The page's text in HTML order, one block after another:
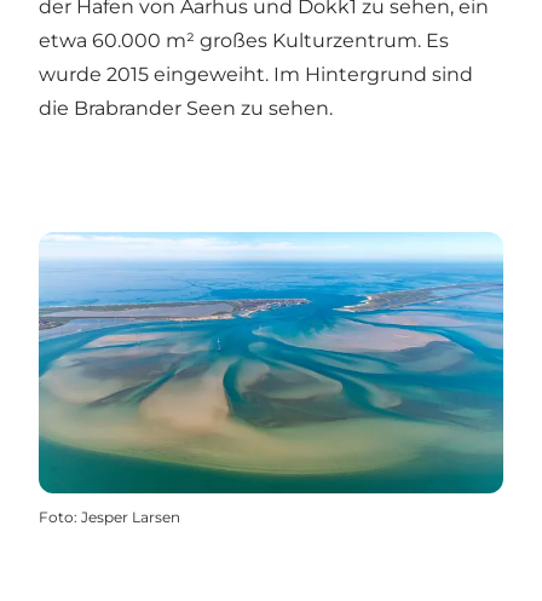
der Hafen von Aarhus und Dokk1 zu sehen, ein
etwa 60.000 m² großes Kulturzentrum. Es
wurde 2015 eingeweiht. Im Hintergrund sind
die Brabrander Seen zu sehen.
Foto: Jesper Larsen